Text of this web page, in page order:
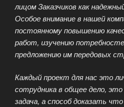
лицом Заказчиков как
Особое внимание в нашей
постоянному повышению
работ, изучению
предложению им передовых
Каждый проект для нас это
сотрудника в общее дело,
задача, а способ доказать